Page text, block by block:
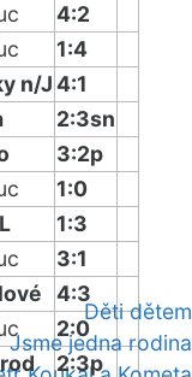
Děti dětem
Jsme jedna rodina
4:2
1:4
n/J4:1
2:3sn
3:2p
1:0
1:3
3:1
4:3
2:0
2:3p